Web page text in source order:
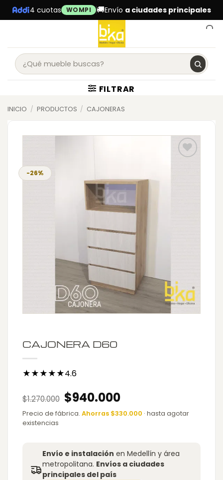
Skip
to
4 cuotas WOMPI 🚚Envío a ciudades principales
FILTRAR
INICIO / PRODUCTOS / CAJONERAS
-26%
CAJONERA D60
★★★★★4.6
$1.270.000 Original
price
was:
$1.270.000.
$940.000Current
price
is:
$940.000.
Precio de fábrica. Ahorras $330.000 · hasta agotar
existencias
Envío e instalación en Medellín y área
metropolitana. Envíos a ciudades
principales del país